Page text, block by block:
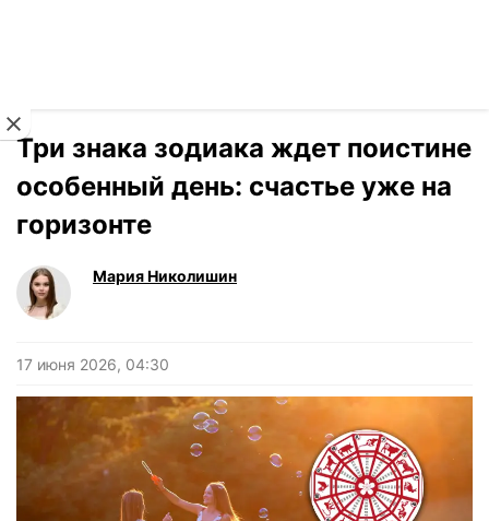
Три знака зодиака ждет поистине
особенный день: счастье уже на
горизонте
Мария Николишин
17 июня 2026, 04:30